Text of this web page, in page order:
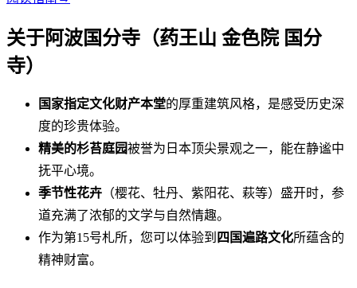
关于阿波国分寺（药王山 金色院 国分
寺）
国家指定文化财产本堂的厚重建筑风格，是感受历史深
度的珍贵体验。
精美的杉苔庭园被誉为日本顶尖景观之一，能在静谧中
抚平心境。
季节性花卉 （樱花、牡丹、紫阳花、萩等）盛开时，参
道充满了浓郁的文学与自然情趣。
作为第15号札所，您可以体验到 四国遍路文化所蕴含的
精神财富。